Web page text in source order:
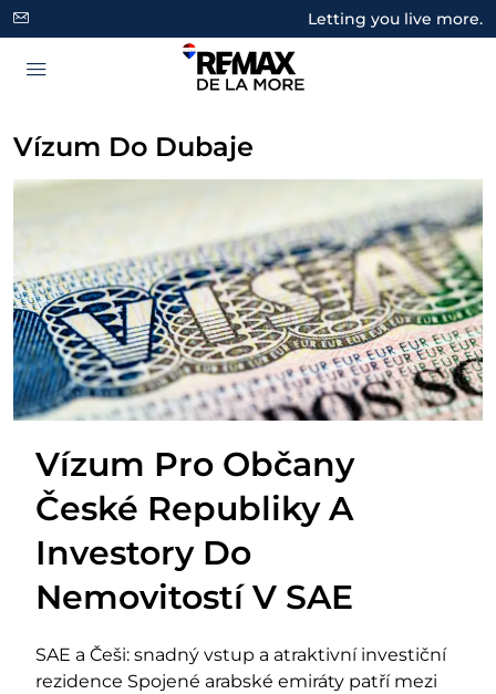
Letting you live more.
Vízum Do Dubaje
Vízum Pro Občany
České Republiky A
Investory Do
Nemovitostí V SAE
SAE a Češi: snadný vstup a atraktivní investiční
rezidence Spojené arabské emiráty patří mezi